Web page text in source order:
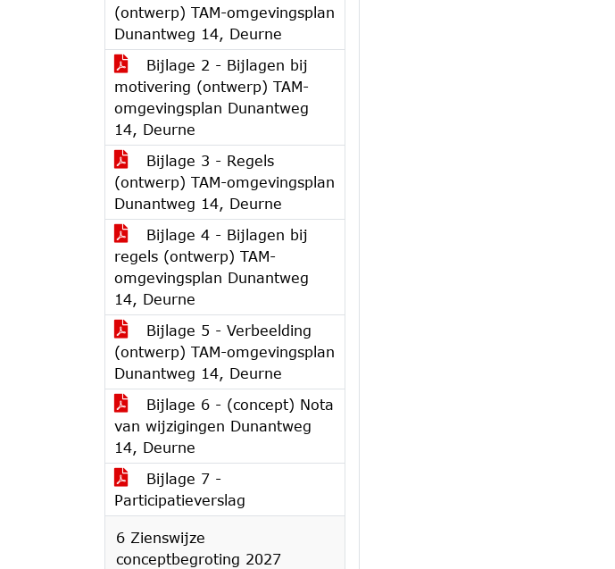
(ontwerp) TAM-omgevingsplan
Dunantweg 14, Deurne
Bijlage 2 - Bijlagen bij
motivering (ontwerp) TAM-
omgevingsplan Dunantweg
14, Deurne
Bijlage 3 - Regels
(ontwerp) TAM-omgevingsplan
Dunantweg 14, Deurne
Bijlage 4 - Bijlagen bij
regels (ontwerp) TAM-
omgevingsplan Dunantweg
14, Deurne
Bijlage 5 - Verbeelding
(ontwerp) TAM-omgevingsplan
Dunantweg 14, Deurne
Bijlage 6 - (concept) Nota
van wijzigingen Dunantweg
14, Deurne
Bijlage 7 -
Participatieverslag
6 Zienswijze
conceptbegroting 2027